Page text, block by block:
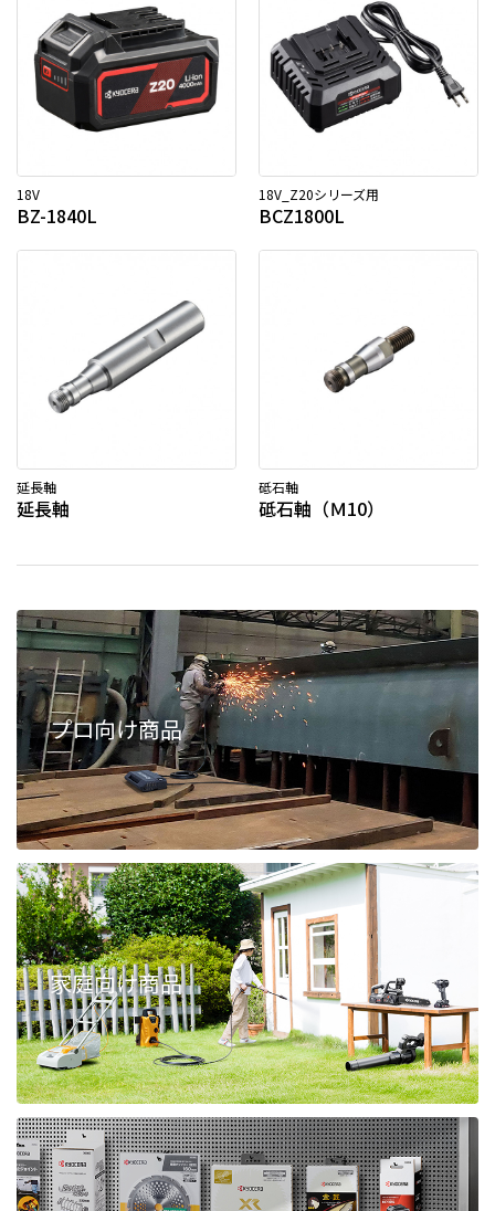
18V
BZ-1840L
18V_Z20シリーズ用
BCZ1800L
延長軸
延長軸
砥石軸
砥石軸（Ｍ10）
プロ向け商品
家庭向け商品